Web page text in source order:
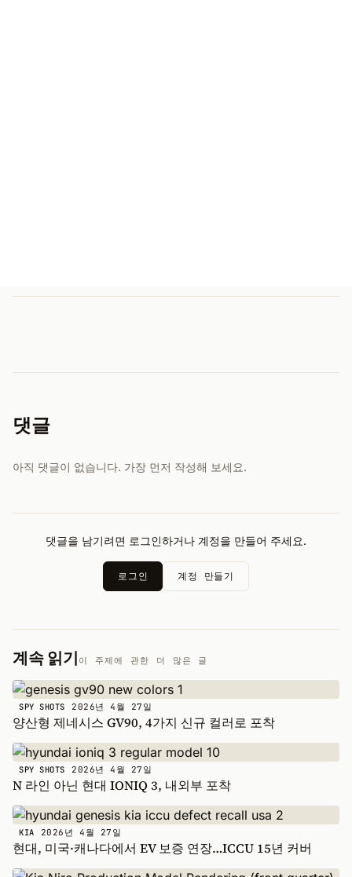
댓글
아직 댓글이 없습니다. 가장 먼저 작성해 보세요.
댓글을 남기려면 로그인하거나 계정을 만들어 주세요.
로그인 계정 만들기
계속 읽기 이 주제에 관한 더 많은 글
SPY SHOTS 2026년 4월 27일
양산형 제네시스 GV90, 4가지 신규 컬러로 포착
SPY SHOTS 2026년 4월 27일
N 라인 아닌 현대 IONIQ 3, 내외부 포착
KIA 2026년 4월 27일
현대, 미국·캐나다에서 EV 보증 연장…ICCU 15년 커버